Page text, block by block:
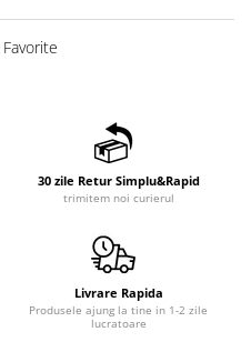
30 zile Retur Simplu&Rapid
trimitem noi curierul
Livrare Rapida
Produsele ajung la tine in 1-2 zile
lucratoare